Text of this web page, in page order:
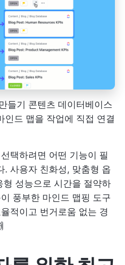
들기 콘텐츠 데이터베이스
인드 맵을 작업에 직접 연결
택하려면 어떤 기능이 필
. 사용자 친화성, 맞춤형 옵
성능으로 시간을 절약하
풍부한 마인드 맵핑 도구
적이고 번거로움 없는 경